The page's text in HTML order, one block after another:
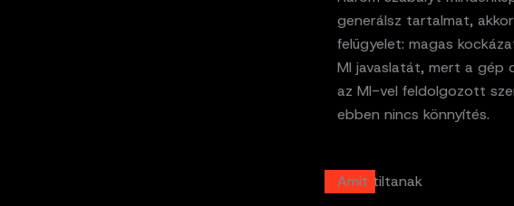
generálsz tartalmat,
felügyelet: magas
MI javaslatát, mert a gép
az MI-vel feldolgozott
ebben nincs könnyítés.
Amit tiltanak